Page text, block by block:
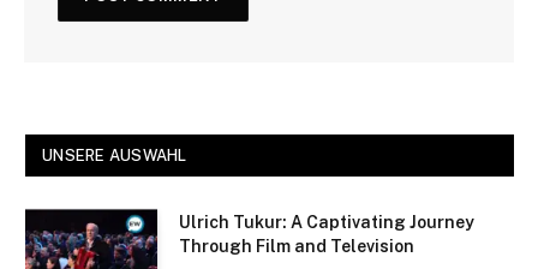
UNSERE AUSWAHL
Ulrich Tukur: A Captivating Journey
Through Film and Television